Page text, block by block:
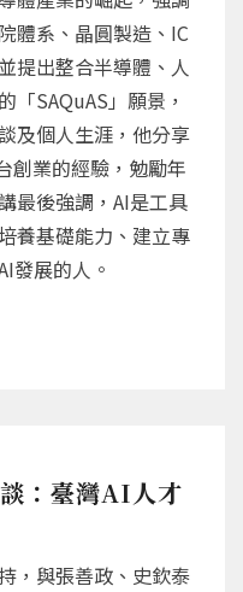
體系、晶圓製造、IC
提出整合半導體、人
SAQuAS」願景，
及個人生涯，他分享
創業的經驗，勉勵年
最後強調，AI是工具
養基礎能力、建立專
發展的人。
：臺灣AI人才
，與張善政、史欽泰